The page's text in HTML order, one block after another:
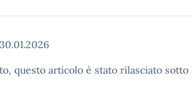
30.01.2026
questo articolo è stato rilasciato